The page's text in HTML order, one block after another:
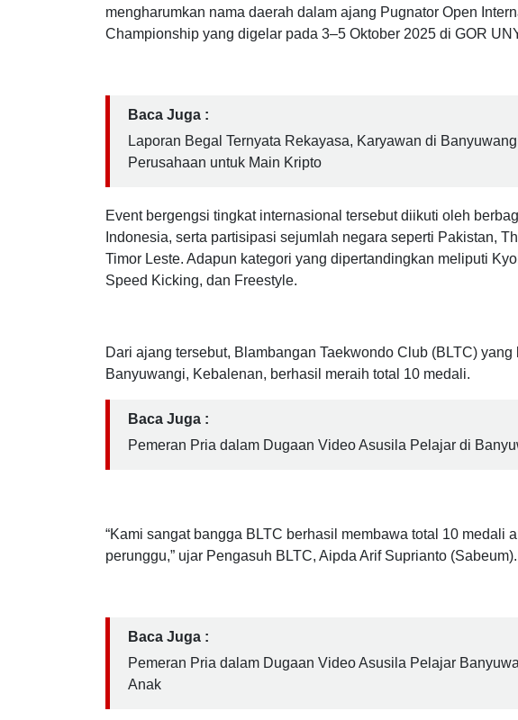
BWI24JAM.CO.ID, Yogyakarta -
Prestasi ditorehkan oleh atlet
Blambangan Taekwondo Club (BLTC) bersama beberapa klub
Baca Juga :
Perusahaan untuk Main Kripto
Event bergengsi tingkat internasional tersebut diikuti oleh
Indonesia, serta partisipasi sejumlah negara seperti Pakistan,
Banyuwangi, Kebalenan, berhasil meraih total 10 medali.
Baca Juga :